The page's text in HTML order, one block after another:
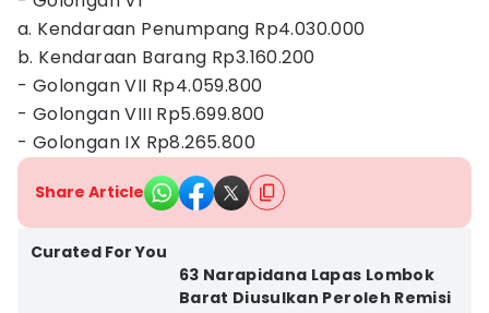
a. Kendaraan Penumpang Rp4.030.000
b. Kendaraan Barang Rp3.160.200
- Golongan VII Rp4.059.800
- Golongan VIII Rp5.699.800
- Golongan IX Rp8.265.800
Share Article
Curated For You
63 Narapidana Lapas Lombok
Barat Diusulkan Peroleh Remisi